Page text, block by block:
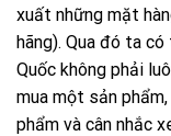
xuất những mặt
hãng). Qua đó ta
Quốc không phải
mua một sản
phẩm và cân nhắc